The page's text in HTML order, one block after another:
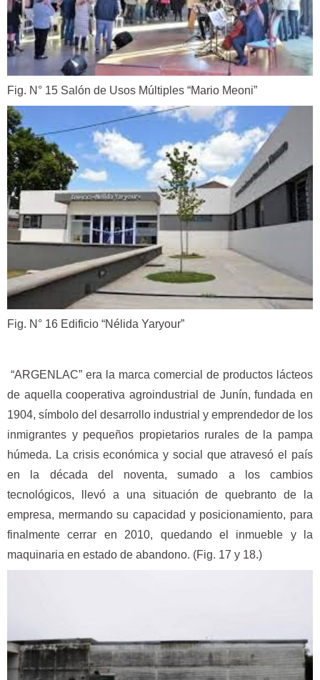
Fig. N° 15 Salón de Usos Múltiples “Mario Meoni”
Fig. N° 16 Edificio “Nélida Yaryour”
“ARGENLAC” era la marca comercial de productos lácteos
de aquella cooperativa agroindustrial de Junín, fundada en
1904, símbolo del desarrollo industrial y emprendedor de los
inmigrantes y pequeños propietarios rurales de la pampa
húmeda. La crisis económica y social que atravesó el país
en la década del noventa, sumado a los cambios
tecnológicos, llevó a una situación de quebranto de la
empresa, mermando su capacidad y posicionamiento, para
finalmente cerrar en 2010, quedando el inmueble y la
maquinaria en estado de abandono. (Fig. 17 y 18.)